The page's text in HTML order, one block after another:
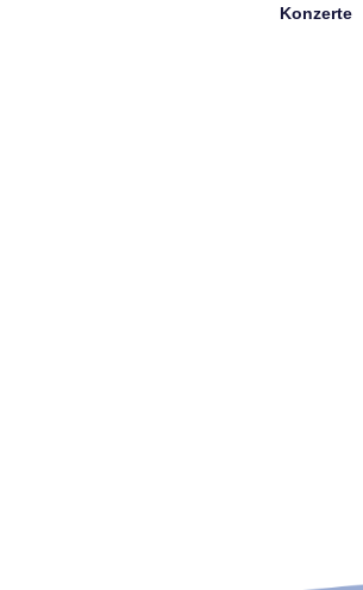
Konzerte